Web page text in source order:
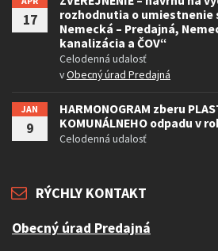
17
rozhodnutia o umiestnenie
Nemecká – Predajná,
kanalizácia a ČOV“
Celodenná udalosť
vObecný úrad Predajná
JAN
9
HARMONOGRAM zberu
KOMUNÁLNEHO odpadu v
Celodenná udalosť
RÝCHLY KONTAKT
Obecný úrad Predajná